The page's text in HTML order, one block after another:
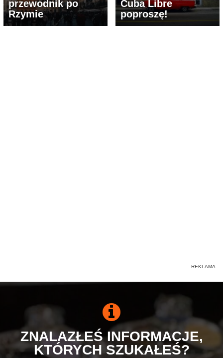
przewodnik po
Rzymie
Cuba Libre
poproszę!
ZNALAZŁEŚ INFORMACJE,
KTÓRYCH SZUKAŁEŚ?